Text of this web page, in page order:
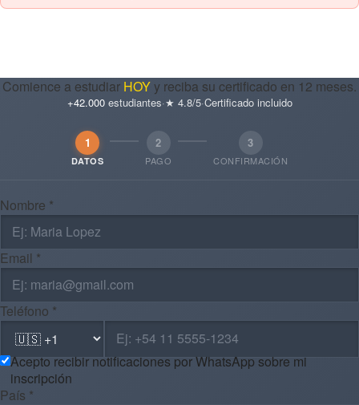
Comience a estudiar HOYy reciba su certificado en 12 meses.
+42.000estudiantes·★ 4.8/5·Certificado incluido
1
DATOS
2
PAGO
3
CONFIRMACIÓN
Nombre *
Email *
Teléfono *
Acepto recibir notificaciones por WhatsApp sobre mi
inscripción
País *